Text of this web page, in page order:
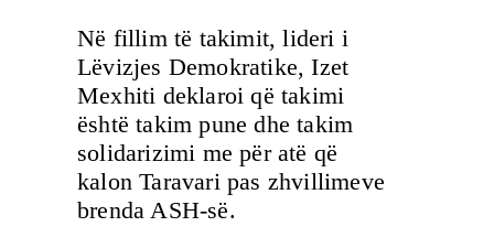
Në fillim të takimit, lideri i
Lëvizjes Demokratike, Izet
Mexhiti deklaroi që takimi
është takim pune dhe takim
solidarizimi me për atë që
kalon Taravari pas zhvillimeve
brenda ASH-së.